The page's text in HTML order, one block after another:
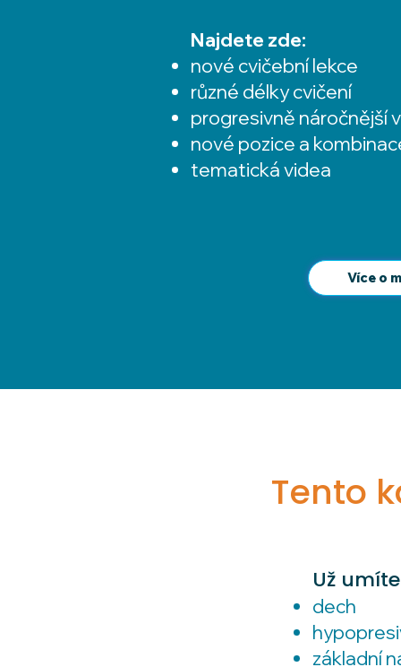
Najdete zde:
nové cvičební lekce
různé délky cvičení
progresivně náročnější
nové pozice a
tematická videa
Více o
Tento
Už
dech
základní